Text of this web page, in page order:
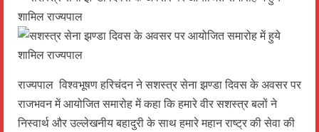
राज्यपाल विश्वभूषण हरिचंदन ने सशस्त्र सेना झण्डा दिवस के अवसर पर
राजभवन में आयोजित समारोह में कहा कि हमारे वीर सशस्त्र बलों ने
निस्वार्थ और उल्लेखनीय बहादुरी के साथ हमारे महान राष्ट्र की सेवा की